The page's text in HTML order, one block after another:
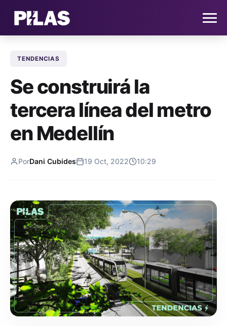
NOTICIAS
QUIÉNES SOMOS
CONTACTO
TENDENCIAS
Se construirá la
tercera línea del metro
en Medellín
PorDani Cubides 19 Oct, 2022 10:29